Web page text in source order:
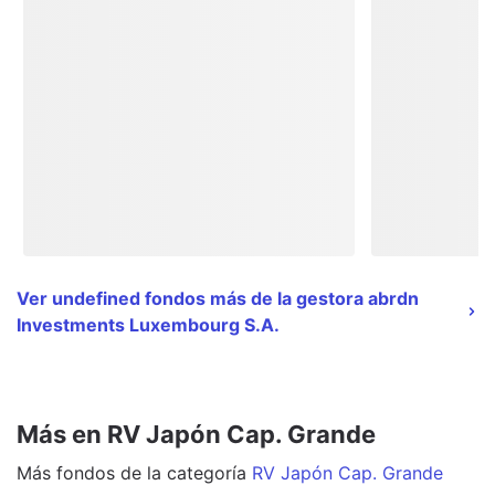
Ver undefined fondos más de la gestora abrdn
Investments Luxembourg S.A.
Más en RV Japón Cap. Grande
Más fondos de la categoría RV Japón Cap. Grande